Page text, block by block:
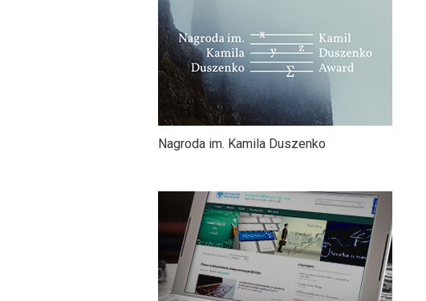
Nagroda im. Kamila Duszenko